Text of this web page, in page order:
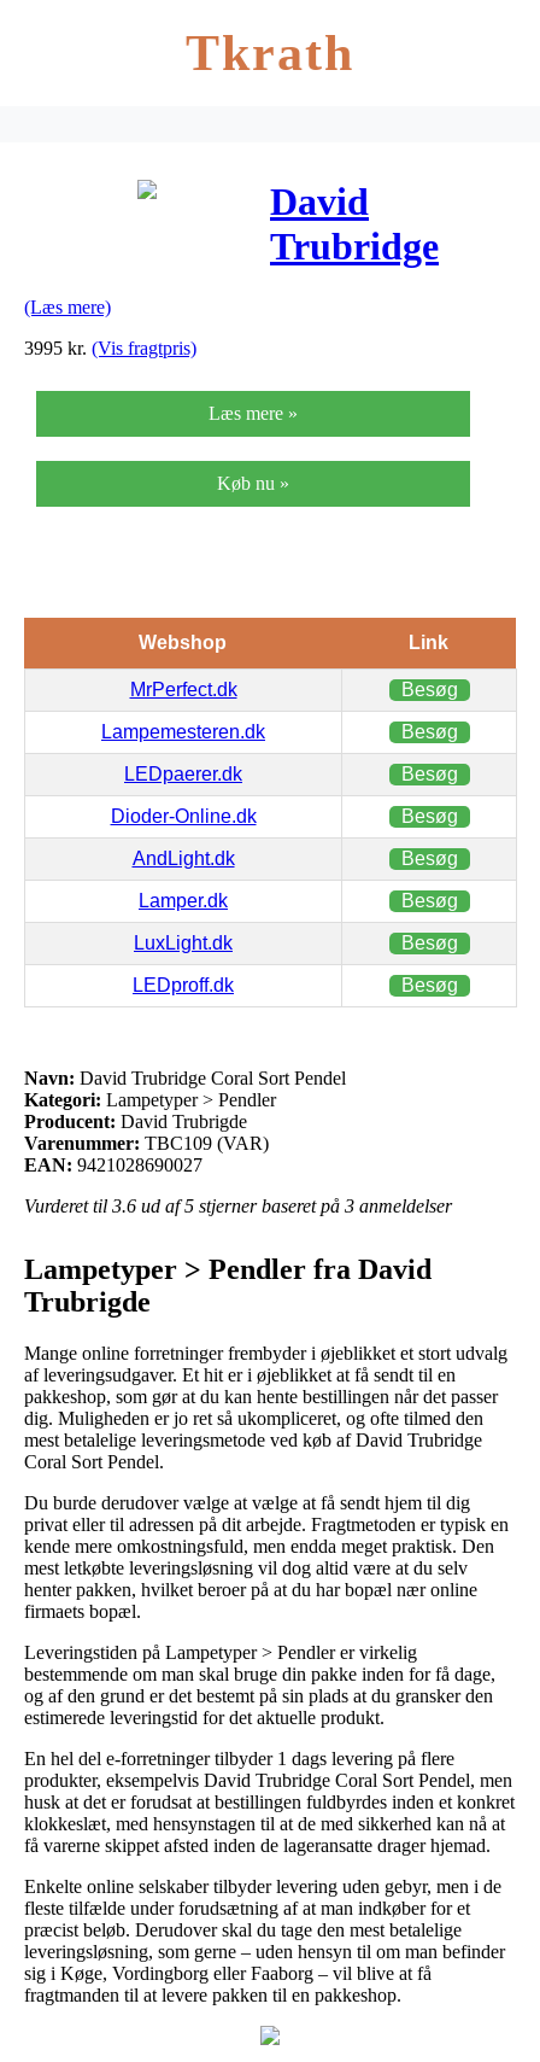
Tkrath
David
Trubridge
(Læs mere)
3995 kr. (Vis fragtpris)
Læs mere »
Køb nu »
Webshop Link
MrPerfect.dk Besøg
Lampemesteren.dk Besøg
LEDpaerer.dk Besøg
Dioder-Online.dk Besøg
AndLight.dk Besøg
Lamper.dk Besøg
LuxLight.dk Besøg
LEDproff.dk Besøg
Navn: David Trubridge Coral Sort Pendel
Kategori: Lampetyper > Pendler
Producent: David Trubrigde
Varenummer: TBC109 (VAR)
EAN: 9421028690027
Vurderet til 3.6 ud af 5 stjerner baseret på 3 anmeldelser
Lampetyper > Pendler fra David
Trubrigde
Mange online forretninger frembyder i øjeblikket et stort udvalg
af leveringsudgaver. Et hit er i øjeblikket at få sendt til en
pakkeshop, som gør at du kan hente bestillingen når det passer
dig. Muligheden er jo ret så ukompliceret, og ofte tilmed den
mest betalelige leveringsmetode ved køb af David Trubridge
Coral Sort Pendel.
Du burde derudover vælge at vælge at få sendt hjem til dig
privat eller til adressen på dit arbejde. Fragtmetoden er typisk en
kende mere omkostningsfuld, men endda meget praktisk. Den
mest letkøbte leveringsløsning vil dog altid være at du selv
henter pakken, hvilket beroer på at du har bopæl nær online
firmaets bopæl.
Leveringstiden på Lampetyper > Pendler er virkelig
bestemmende om man skal bruge din pakke inden for få dage,
og af den grund er det bestemt på sin plads at du gransker den
estimerede leveringstid for det aktuelle produkt.
En hel del e-forretninger tilbyder 1 dags levering på flere
produkter, eksempelvis David Trubridge Coral Sort Pendel, men
husk at det er forudsat at bestillingen fuldbyrdes inden et konkret
klokkeslæt, med hensynstagen til at de med sikkerhed kan nå at
få varerne skippet afsted inden de lageransatte drager hjemad.
Enkelte online selskaber tilbyder levering uden gebyr, men i de
fleste tilfælde under forudsætning af at man indkøber for et
præcist beløb. Derudover skal du tage den mest betalelige
leveringsløsning, som gerne – uden hensyn til om man befinder
sig i Køge, Vordingborg eller Faaborg – vil blive at få
fragtmanden til at levere pakken til en pakkeshop.